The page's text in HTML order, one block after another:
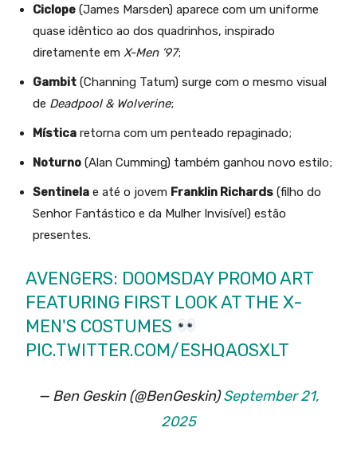
Ciclope (James Marsden) aparece com um uniforme
quase idêntico ao dos quadrinhos, inspirado
diretamente em X-Men ’97;
Gambit (Channing Tatum) surge com o mesmo visual
de Deadpool & Wolverine;
Mística retorna com um penteado repaginado;
Noturno (Alan Cumming) também ganhou novo estilo;
Sentinela e até o jovem Franklin Richards (filho do
Senhor Fantástico e da Mulher Invisível) estão
presentes.
AVENGERS: DOOMSDAY PROMO ART
FEATURING FIRST LOOK AT THE X-
MEN'S COSTUMES
PIC.TWITTER.COM/ESHQAOSXLT
— Ben Geskin (@BenGeskin)September 21,
2025